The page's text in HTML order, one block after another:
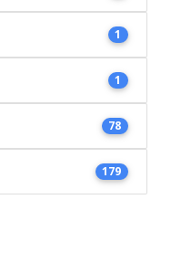
1
1
78
179